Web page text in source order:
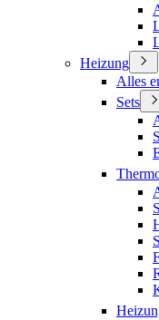
Heizung
Alles
Sets